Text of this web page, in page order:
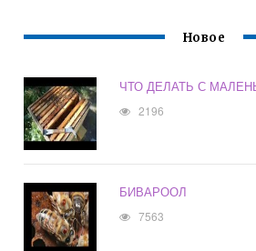
Новое
ЧТО ДЕЛАТЬ С
2196
БИВАРООЛ
7563